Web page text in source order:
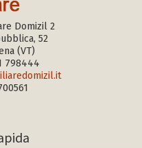
Domizil 2
52
(VT)
798444